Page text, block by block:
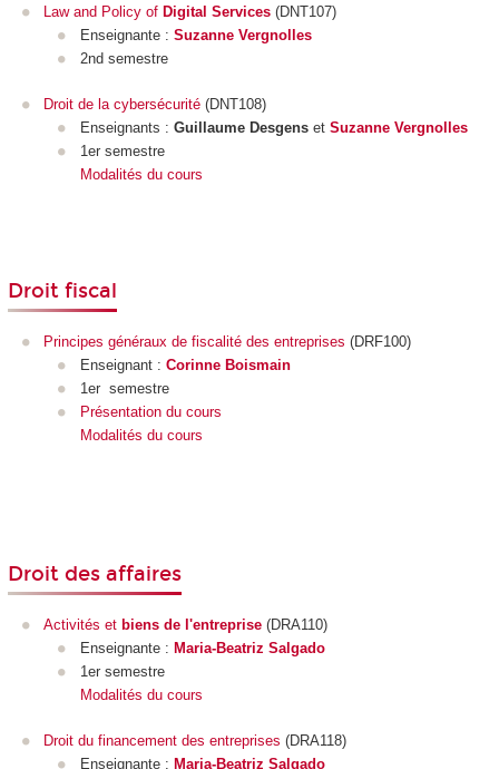
Law and Policy of Digital Services (DNT107)
Enseignante : Suzanne Vergnolles
2nd semestre
Droit de la cybersécurité (DNT108)
Enseignants : Guillaume Desgens et Suzanne Vergnolles
1er semestre
Modalités du cours
Droit fiscal
Principes généraux de fiscalité des entreprises (DRF100)
Enseignant : Corinne Boismain
1er semestre
Présentation du cours
Modalités du cours
Droit des affaires
Activités et biens de l'entreprise (DRA110)
Enseignante : Maria-Beatriz Salgado
1er semestre
Modalités du cours
Droit du financement des entreprises (DRA118)
Enseignante : Maria-Beatriz Salgado